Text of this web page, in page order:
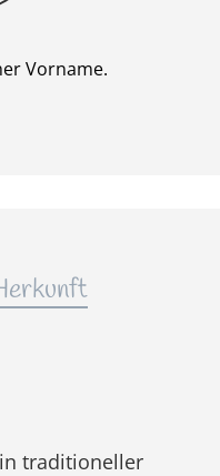
Vorname.
traditioneller